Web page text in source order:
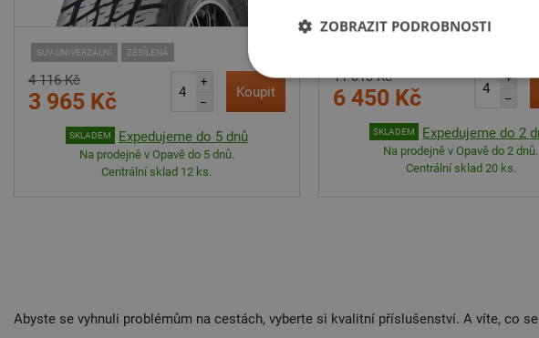
SUV-UNIVERZÁLNÍ ZESÍLENÁ
4 116 Kč
3 965 Kč
+
–
Koupit
SKLADEM Expedujeme do 5 dnů
Na prodejně v Opavě do 5 dnů.
Centrální sklad 12 ks.
11 013 Kč
6 450 Kč
+
–
SKLADEM Expedujeme do 2
Na prodejně v Opavě do 2 dnů.
Centrální sklad 20 ks.
Abyste se vyhnuli problémům na cestách, vyberte si kvalitní příslušenství. A víte, co
ZOBRAZIT PODROBNOSTI